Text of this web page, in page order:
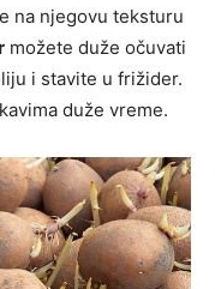
na njegovu teksturu
možete duže očuvati
i stavite u frižider.
duže vreme.